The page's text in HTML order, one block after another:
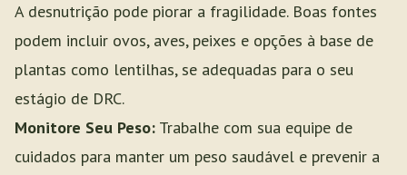
A desnutrição pode piorar a fragilidade. Boas fontes
podem incluir ovos, aves, peixes e opções à base de
plantas como lentilhas, se adequadas para o seu
estágio de DRC.
Monitore Seu Peso: Trabalhe com sua equipe de
cuidados para manter um peso saudável e prevenir a